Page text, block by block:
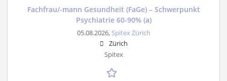
Fachfrau/-mann Gesundheit (FaGe) – Schwerpunkt
Psychiatrie 60-90% (a)
05.08.2026, Spitex Zürich
Zürich
Spitex